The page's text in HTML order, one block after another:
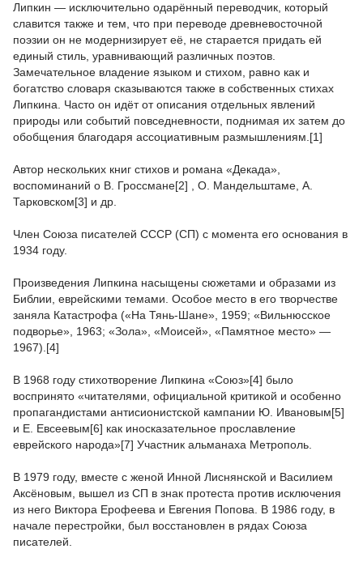
Липкин — исключительно ода­рённый переводчик, который
славится также и тем, что при переводе древневосточной
поэзии он не модернизирует её, не старается придать ей
единый стиль, уравнивающий различных поэтов.
Замечательное владение языком и стихом, равно как и
богатство словаря сказываются также в собственных стихах
Липкина. Часто он идёт от описания отдельных явлений
природы или собы­тий повседневности, поднимая их затем до
обобщения благодаря ассоциативным раз­мышлениям.[1]
Автор нескольких книг стихов и романа «Декада»,
воспоминаний о В. Гроссмане[2] , О. Мандельштаме, А.
Тарковском[3] и др.
Член Союза писателей СССР (СП) с момента его основания в
1934 году.
Произведения Липкина насыщены сюжетами и образами из
Библии, еврейскими темами. Особое место в его творчестве
заняла Катастрофа («На Тянь-Шане», 1959; «Вильнюсское
подворье», 1963; «Зола», «Моисей», «Памятное место» —
1967).[4]
В 1968 году стихотворение Липкина «Союз»[4] было
воспринято «читателями, официальной критикой и особенно
пропагандистами антисионистской кампании Ю. Ивановым[5]
и Е. Евсеевым[6] как иносказательное прославление
еврейского народа»[7] Участник альманаха Метрополь.
В 1979 году, вместе с женой Инной Лиснянской и Василием
Аксёновым, вышел из СП в знак протеста против исключения
из него Виктора Ерофеева и Евгения Попова. В 1986 году, в
начале перестройки, был восстановлен в рядах Союза
писателей.